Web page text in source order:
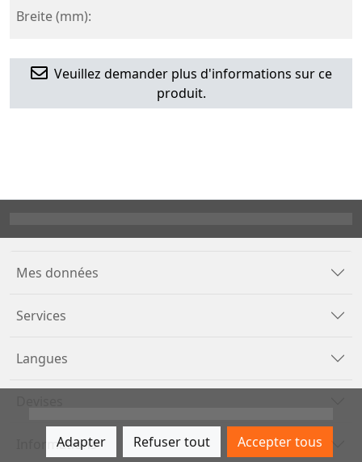
Breite (mm):
Veuillez demander plus d'informations sur ce
produit.
Mes données
Services
Langues
Informations
Adapter Refuser tout Accepter tous